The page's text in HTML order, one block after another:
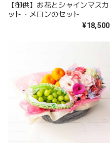
【御供】お花とシャインマスカ
ット・メロンのセット
¥18,500